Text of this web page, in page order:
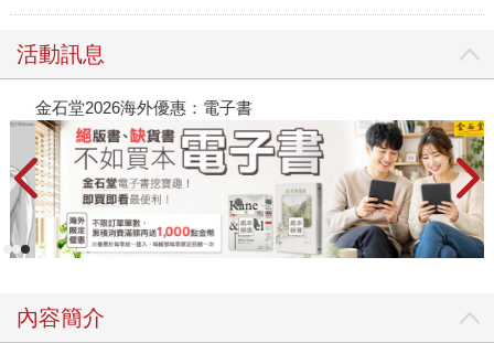
活動訊息
金石堂2026海外優惠：電子書
內容簡介